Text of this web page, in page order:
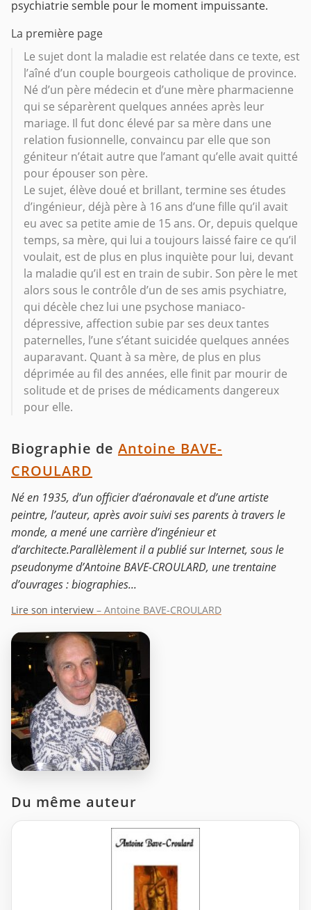
psychiatrie semble pour le moment impuissante.
La première page
Le sujet dont la maladie est relatée dans ce texte, est
l’aîné d’un couple bourgeois catholique de province.
Né d’un père médecin et d’une mère pharmacienne
qui se séparèrent quelques années après leur
mariage. Il fut donc élevé par sa mère dans une
relation fusionnelle, convaincu par elle que son
géniteur n’était autre que l’amant qu’elle avait quitté
pour épouser son père.
Le sujet, élève doué et brillant, termine ses études
d’ingénieur, déjà père à 16 ans d’une fille qu’il avait
eu avec sa petite amie de 15 ans. Or, depuis quelque
temps, sa mère, qui lui a toujours laissé faire ce qu’il
voulait, est de plus en plus inquiète pour lui, devant
la maladie qu’il est en train de subir. Son père le met
alors sous le contrôle d’un de ses amis psychiatre,
qui décèle chez lui une psychose maniaco-
dépressive, affection subie par ses deux tantes
paternelles, l’une s’étant suicidée quelques années
auparavant. Quant à sa mère, de plus en plus
déprimée au fil des années, elle finit par mourir de
solitude et de prises de médicaments dangereux
pour elle.
Biographie de Antoine BAVE-
CROULARD
Né en 1935, d’un officier d’aéronavale et d’une artiste
peintre, l’auteur, après avoir suivi ses parents à travers le
monde, a mené une carrière d’ingénieur et
d’architecte.Parallèlement il a publié sur Internet, sous le
pseudonyme d’Antoine BAVE-CROULARD, une trentaine
d’ouvrages : biographies...
Lire son interview – Antoine BAVE-CROULARD
Du même auteur